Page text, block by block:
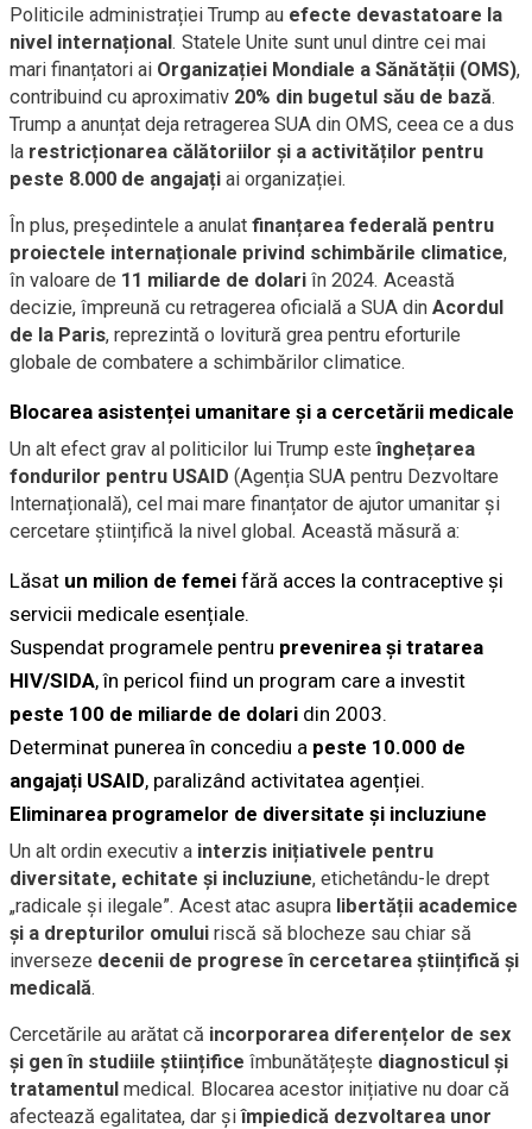
Politicile administrației Trump au efecte devastatoare la
nivel internațional. Statele Unite sunt unul dintre cei mai
mari finanțatori ai Organizației Mondiale a Sănătății (OMS),
contribuind cu aproximativ 20% din bugetul său de bază.
Trump a anunțat deja retragerea SUA din OMS, ceea ce a dus
la restricționarea călătoriilor și a activităților pentru
peste 8.000 de angajați ai organizației.
În plus, președintele a anulat finanțarea federală pentru
proiectele internaționale privind schimbările climatice,
în valoare de 11 miliarde de dolari în 2024. Această
decizie, împreună cu retragerea oficială a SUA din Acordul
de la Paris, reprezintă o lovitură grea pentru eforturile
globale de combatere a schimbărilor climatice.
Blocarea asistenței umanitare și a cercetării medicale
Un alt efect grav al politicilor lui Trump esteînghețarea
fondurilor pentru USAID (Agenția SUA pentru Dezvoltare
Internațională), cel mai mare finanțator de ajutor umanitar și
cercetare științifică la nivel global. Această măsură a:
Lăsat un milion de femei fără acces la contraceptive și
servicii medicale esențiale.
Suspendat programele pentru prevenirea și tratarea
HIV/SIDA, în pericol fiind un program care a investit
peste 100 de miliarde de dolari din 2003.
Determinat punerea în concediu a peste 10.000 de
angajați USAID, paralizând activitatea agenției.
Eliminarea programelor de diversitate și incluziune
Un alt ordin executiv a interzis inițiativele pentru
diversitate, echitate și incluziune, etichetându-le drept
„radicale și ilegale”. Acest atac asupra libertății academice
și a drepturilor omului riscă să blocheze sau chiar să
inverseze decenii de progrese în cercetarea științifică și
medicală.
Cercetările au arătat că incorporarea diferențelor de sex
și gen în studiile științifice îmbunătățește diagnosticul și
tratamentul medical. Blocarea acestor inițiative nu doar că
afectează egalitatea, dar șiîmpiedică dezvoltarea unor